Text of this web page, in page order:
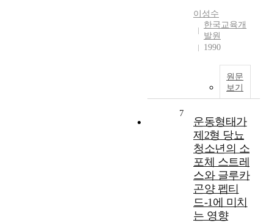
이성수
한국교육개
발원
1990
원문
보기
7
운동형태가
제2형 당뇨
청소년의 소
포체 스트레
스와 글루카
곤양 펩티
드-1에 미치
는 영향